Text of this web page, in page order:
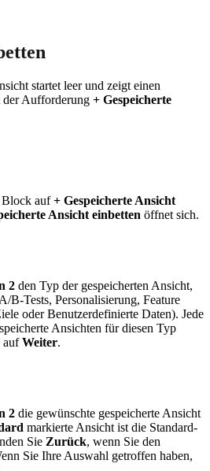
startet leer und zeigt einen
der Aufforderung + Gespeicherte
Block auf+ Gespeicherte Ansicht
Ansicht einbetten öffnet sich.
2 den Typ der gespeicherten Ansicht,
B-Tests, Personalisierung, Feature
oder Benutzerdefinierte Daten). Jede
Ansichten für diesen Typ
aufWeiter.
2 die gewünschte gespeicherte Ansicht
markierte Ansicht ist die Standard-
Sie Zurück, wenn Sie den
Sie Ihre Auswahl getroffen haben,